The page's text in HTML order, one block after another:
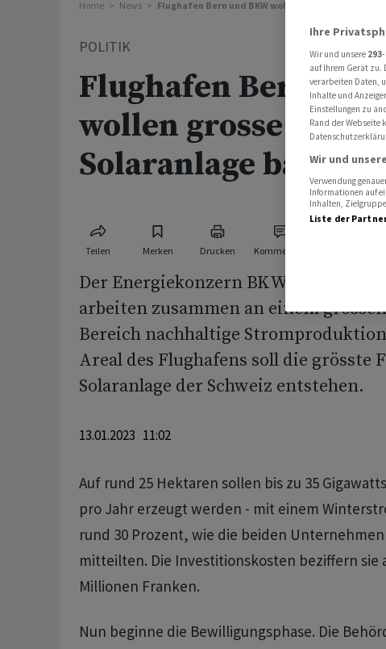
Home News Flughafen Bern und BKW wollen grosse
POLITIK
Flughafen Bern und
wollen grosse
Solaranlage bauen
Teilen Merken Drucken Kommentare
Der Energiekonzern BKW und der
arbeiten zusammen an einem
Bereich nachhaltige
Areal des Flughafens soll die grösste
Solaranlage der Schweiz entstehen.
13.01.2023 11:02
Auf rund 25 Hektaren sollen bis zu 35
pro Jahr erzeugt werden - mit einem
rund 30 Prozent, wie die beiden
mitteilten. Die Investitionskosten beziffern sie
Millionen Franken.
Nun beginne die Bewilligungsphase. Die
Ihre
Wir und unsere 293
auf Ihrem Gerät zu.
verarbeiten Daten,
Inhalte und
Einstellungen zu
Rand der Webseite
Wir und
Verwendung
Informationen auf
Inhalten,
Liste der